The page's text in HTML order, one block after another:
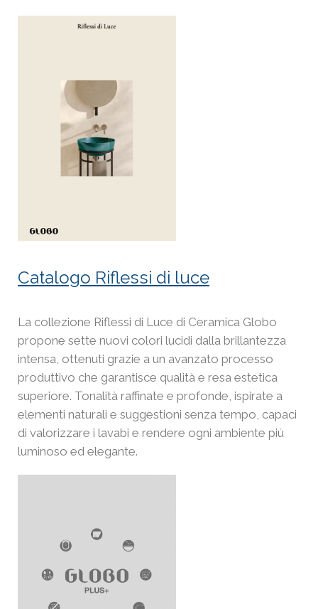
Catalogo Riflessi di luce
La collezione Riflessi di Luce di Ceramica Globo
propone sette nuovi colori lucidi dalla brillantezza
intensa, ottenuti grazie a un avanzato processo
produttivo che garantisce qualità e resa estetica
superiore. Tonalità raffinate e profonde, ispirate a
elementi naturali e suggestioni senza tempo, capaci
di valorizzare i lavabi e rendere ogni ambiente più
luminoso ed elegante.